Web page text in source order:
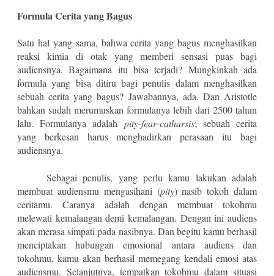
Formula Cerita yang Bagus
Satu hal yang sama, bahwa cerita yang bagus menghasilkan
reaksi kimia di otak yang memberi sensasi puas bagi
audiensnya. Bagaimana itu bisa terjadi? Mungkinkah ada
formula yang bisa ditiru bagi penulis dalam menghasilkan
sebuah cerita yang bagus? Jawabannya, ada. Dan Aristotle
bahkan sudah merumuskan formulanya lebih dari 2500 tahun
lalu. Formulanya adalah pity-fear-catharsis; sebuah cerita
yang berkesan harus menghadirkan perasaan itu bagi
audiensnya.
Sebagai penulis, yang perlu kamu lakukan adalah
membuat audiensmu mengasihani (pity) nasib tokoh dalam
ceritamu. Caranya adalah dengan membuat tokohmu
melewati kemalangan demi kemalangan. Dengan ini audiens
akan merasa simpati pada nasibnya. Dan begitu kamu berhasil
menciptakan hubungan emosional antara audiens dan
tokohmu, kamu akan berhasil memegang kendali emosi atas
audiensmu. Selanjutnya, tempatkan tokohmu dalam situasi